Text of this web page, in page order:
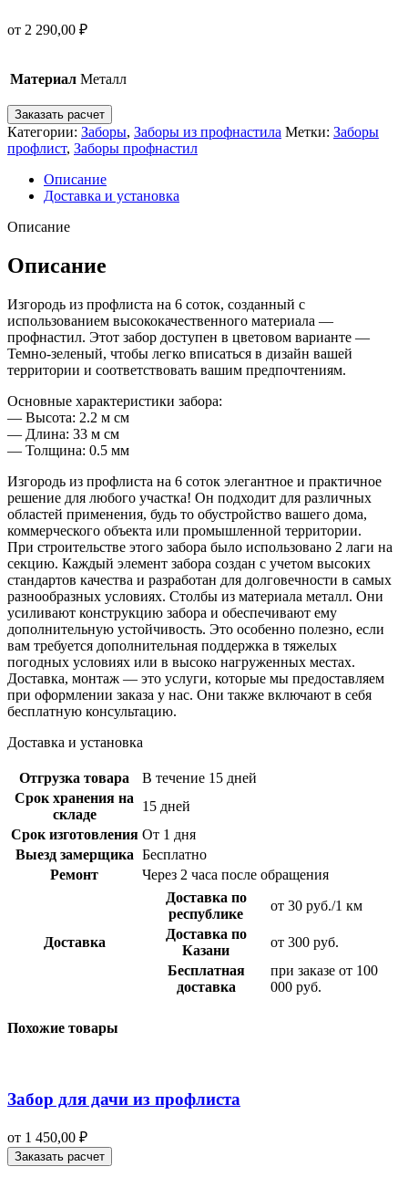
от 2 290,00 ₽
Материал Металл
Заказать расчет
Категории: Заборы, Заборы из профнастила Метки: Заборы
профлист, Заборы профнастил
Описание
Доставка и установка
Описание
Описание
Изгородь из профлиста на 6 соток, созданный с
использованием высококачественного материала —
профнастил. Этот забор доступен в цветовом варианте —
Темно-зеленый, чтобы легко вписаться в дизайн вашей
территории и соответствовать вашим предпочтениям.
Основные характеристики забора:
— Высота: 2.2 м см
— Длина: 33 м см
— Толщина: 0.5 мм
Изгородь из профлиста на 6 соток элегантное и практичное
решение для любого участка! Он подходит для различных
областей применения, будь то обустройство вашего дома,
коммерческого объекта или промышленной территории.
При строительстве этого забора было использовано 2 лаги на
секцию. Каждый элемент забора создан с учетом высоких
стандартов качества и разработан для долговечности в самых
разнообразных условиях. Столбы из материала металл. Они
усиливают конструкцию забора и обеспечивают ему
дополнительную устойчивость. Это особенно полезно, если
вам требуется дополнительная поддержка в тяжелых
погодных условиях или в высоко нагруженных местах.
Доставка, монтаж — это услуги, которые мы предоставляем
при оформлении заказа у нас. Они также включают в себя
бесплатную консультацию.
Доставка и установка
Отгрузка товара
В течение 15 дней
Срок хранения на
складе
15 дней
Срок изготовления От 1 дня
Выезд замерщика Бесплатно
Ремонт
Через 2 часа после обращения
Доставка
Доставка по
республике
от 30 руб./1 км
Доставка по
Казани
от 300 руб.
Бесплатная
доставка
при заказе от 100
000 руб.
Похожие товары
Забор для дачи из профлиста
от 1 450,00 ₽
Заказать расчет